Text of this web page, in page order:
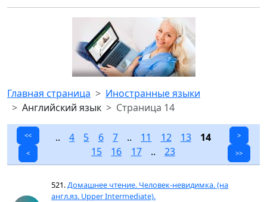
Главная страница
Иностранные языки
Английский язык
Страница 14
<<
<
..4 5 6 7.. 11 12 13
14
15
16 17.. 23
>
>>
521.Домашнее чтение. Человек-невидимка. (на
англ.яз. Upper Intermediate).